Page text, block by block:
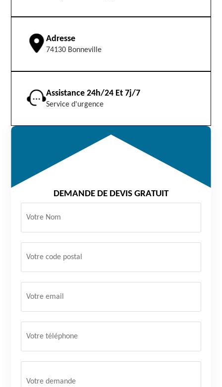
Adresse
74130 Bonneville
Assistance 24h/24 Et 7j/7
Service d'urgence
DEMANDE DE DEVIS GRATUIT